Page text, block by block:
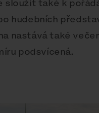
sloužit také k
hudebních
nastává také
podsvícená.